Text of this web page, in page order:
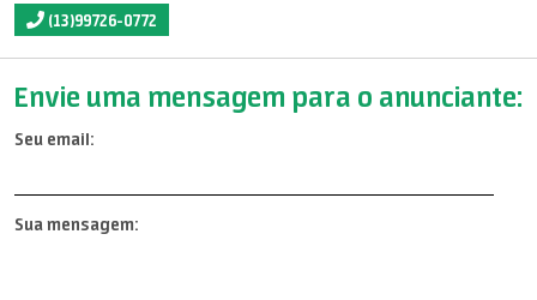
(13)99726-0772
Envie uma mensagem para o anunciante:
Seu email:
Sua mensagem: